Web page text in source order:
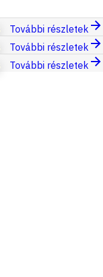
További részletek
További részletek
További részletek